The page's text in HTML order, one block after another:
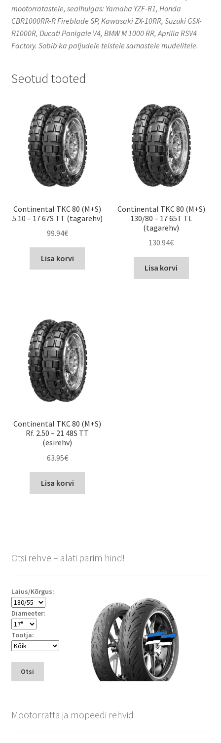
mootorratastele, sealhulgas:​ Yamaha YZF-R1, Honda
CBR1000RR-R Fireblade SP, Kawasaki ZX-10RR, Suzuki GSX-
R1000R, Ducati Panigale V4, BMW M 1000 RR, Aprilia RSV4
Factory. Sobib ka paljudele teistele sarnastele mudelitele.
Seotud tooted
Continental TKC 80 (M+S)
5.10 – 17 67S TT (tagarehv)
99.94€
Lisa korvi
Continental TKC 80 (M+S)
130/80 – 17 65T TL
(tagarehv)
130.94€
Lisa korvi
Continental TKC 80 (M+S)
Rf. 2.50 – 21 48S TT
(esirehv)
63.95€
Lisa korvi
Otsi rehve – alati parim hind!
Laius/Kõrgus:
Diameeter:
Tootja:
Otsi
Mootorratta ja mopeedi rehvid